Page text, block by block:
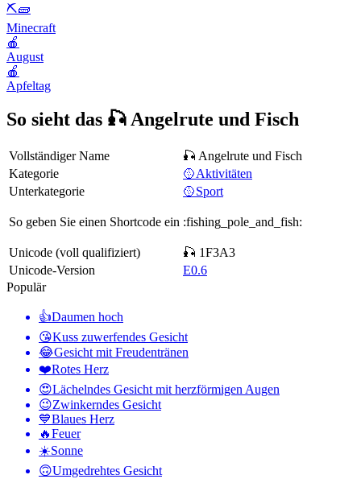
⛏🧱
Minecraft
🍎
August
🍎
Apfeltag
So sieht das 🎣 Angelrute und Fisch
Vollständiger Name
🎣 Angelrute und Fisch
Kategorie
🥎Aktivitäten
Unterkategorie
🥎Sport
So geben Sie einen Shortcode ein :fishing_pole_and_fish:
Unicode (voll qualifiziert)
🎣 1F3A3
Unicode-Version
E0.6
Populär
👍Daumen hoch
😘Kuss zuwerfendes Gesicht
😂Gesicht mit Freudentränen
❤️Rotes Herz
😍Lächelndes Gesicht mit herzförmigen Augen
😉Zwinkerndes Gesicht
💙Blaues Herz
🔥Feuer
☀️Sonne
🙃Umgedrehtes Gesicht